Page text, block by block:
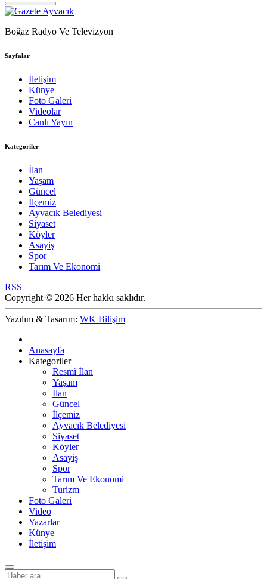
Boğaz Radyo Ve Televizyon
Sayfalar
İletişim
Künye
Foto Galeri
Videolar
Canlı Yayın
Kategoriler
İlan
Yaşam
Güncel
İlçemiz
Ayvacık Belediyesi
Siyaset
Köyler
Asayiş
Spor
Tarım Ve Ekonomi
RSS
Copyright © 2026 Her hakkı saklıdır.
Yazılım & Tasarım: WK Bilişim
Anasayfa
Kategoriler
Resmî İlan
Yaşam
İlan
Güncel
İlçemiz
Ayvacık Belediyesi
Siyaset
Köyler
Asayiş
Spor
Tarım Ve Ekonomi
Turizm
Foto Galeri
Video
Yazarlar
Künye
İletişim